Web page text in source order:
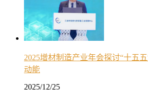
2025增材制造产业年会探讨“十五
动能
2025/12/25